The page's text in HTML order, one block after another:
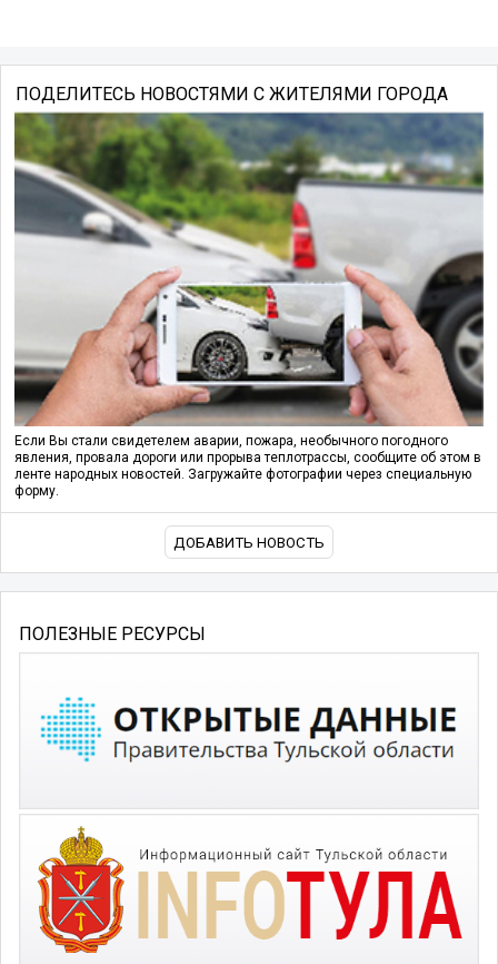
ПОДЕЛИТЕСЬ НОВОСТЯМИ С ЖИТЕЛЯМИ ГОРОДА
Если Вы стали свидетелем аварии, пожара, необычного погодного
явления, провала дороги или прорыва теплотрассы, сообщите об этом в
ленте народных новостей. Загружайте фотографии через специальную
форму.
ДОБАВИТЬ НОВОСТЬ
ПОЛЕЗНЫЕ РЕСУРСЫ